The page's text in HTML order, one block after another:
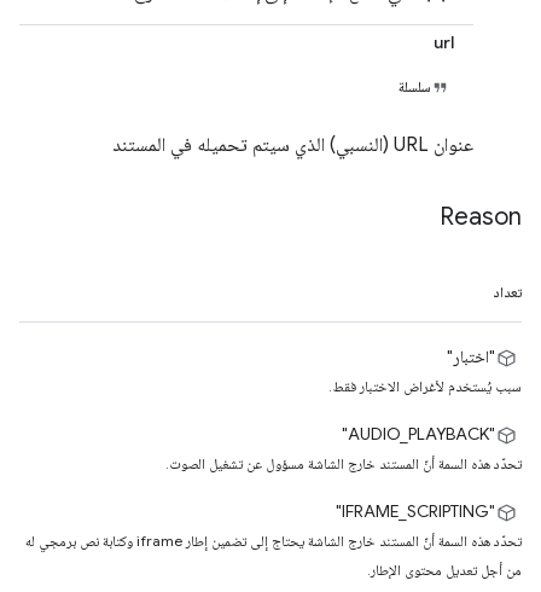
url
سلسلة
عنوان URL (النسبي) الذي سيتم تحميله في المستند
Reason
تعداد
"اختبار"
سبب يُستخدم لأغراض الاختبار فقط.
‫"AUDIO_PLAYBACK"
تحدّد هذه السمة أنّ المستند خارج الشاشة مسؤول عن تشغيل الصوت.
‫"IFRAME_SCRIPTING"
تحدّد هذه السمة أنّ المستند خارج الشاشة يحتاج إلى تضمين إطار iframe وكتابة نص برمجي له
من أجل تعديل محتوى الإطار.